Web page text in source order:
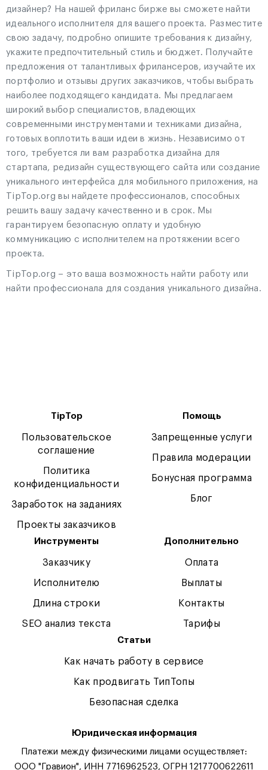
дизайнер? На нашей фриланс бирже вы сможете найти
идеального исполнителя для вашего проекта. Разместите
свою задачу, подробно опишите требования к дизайну,
укажите предпочтительный стиль и бюджет. Получайте
предложения от талантливых фрилансеров, изучайте их
портфолио и отзывы других заказчиков, чтобы выбрать
наиболее подходящего кандидата. Мы предлагаем
широкий выбор специалистов, владеющих
современными инструментами и техниками дизайна,
готовых воплотить ваши идеи в жизнь. Независимо от
того, требуется ли вам разработка дизайна для
стартапа, редизайн существующего сайта или создание
уникального интерфейса для мобильного приложения, на
TipTop.org вы найдете профессионалов, способных
решить вашу задачу качественно и в срок. Мы
гарантируем безопасную оплату и удобную
коммуникацию с исполнителем на протяжении всего
проекта.
TipTop.org – это ваша возможность найти работу или
найти профессионала для создания уникального дизайна.
TipTop
Пользовательское
соглашение
Политика
конфиденциальности
Заработок на заданиях
Проекты заказчиков
Помощь
Запрещенные услуги
Правила модерации
Бонусная программа
Блог
Инструменты
Заказчику
Исполнителю
Длина строки
SEO анализ текста
Дополнительно
Оплата
Выплаты
Контакты
Тарифы
Статьи
Как начать работу в сервисе
Как продвигать ТипТопы
Безопасная сделка
Юридическая информация
Платежи между физическими лицами осуществляет:
ООО "Гравион", ИНН 7716962523, ОГРН 1217700622611